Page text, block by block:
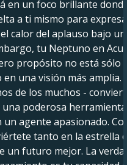
en un foco brillante
a ti mismo para
calor del aplauso bajo
tu Neptuno en
propósito no está sólo
una visión más amplia.
de los muchos -
poderosa herramienta
un agente apasionado.
tanto en la estrella
un futuro mejor. La